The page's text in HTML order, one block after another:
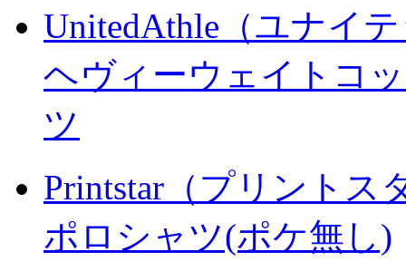
UnitedAthle（ユナイ
ヘヴィーウェイトコ
ツ
Printstar（プリント
ポロシャツ(ポケ無し)